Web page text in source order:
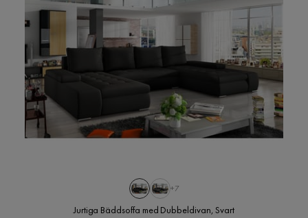
+7
Jurtiga Bäddsoffa med Dubbeldivan, Svart